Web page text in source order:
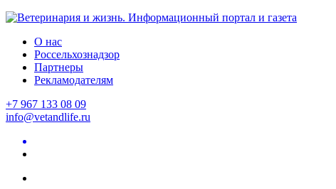
О нас
Россельхознадзор
Партнеры
Рекламодателям
+7 967 133 08 09
info@vetandlife.ru